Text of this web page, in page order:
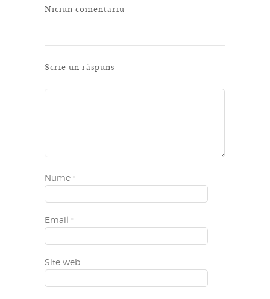
Niciun comentariu
Scrie un răspuns
Nume *
Email *
Site web